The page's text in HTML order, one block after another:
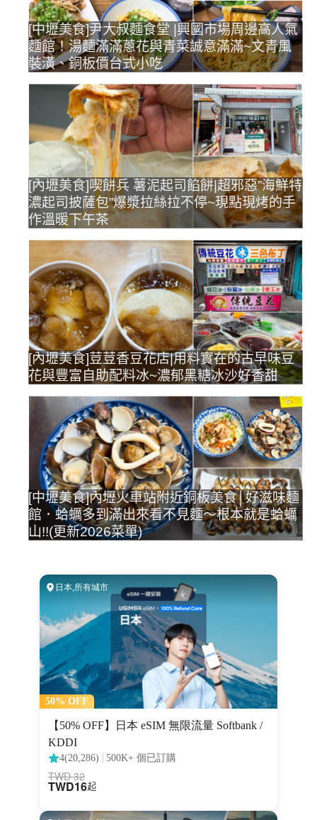
[中壢美食]尹大叔麵食堂 |興國市場周邊高人氣
麵館！湯麵滿滿蔥花與青菜誠意滿滿~文青風
裝潢、銅板價台式小吃
[內壢美食]喫餅兵 薯泥起司餡餅|超邪惡”海鮮特
濃起司披薩包”爆漿拉絲拉不停~現點現烤的手
作溫暖下午茶
[內壢美食]荳荳香豆花店|用料實在的古早味豆
花與豐富自助配料冰~濃郁黑糖冰沙好香甜
[中壢美食]內壢火車站附近銅板美食│好滋味麵
館．蛤蠣多到滿出來看不見麵～根本就是蛤蠣
山!!(更新2026菜單)